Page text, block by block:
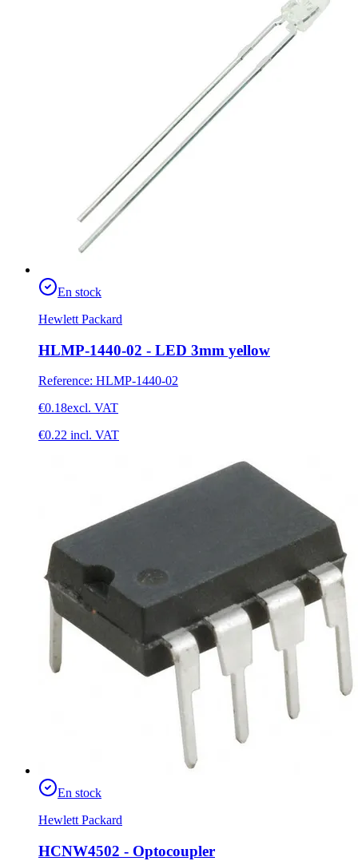
En stock
Hewlett Packard
HLMP-1440-02 - LED 3mm yellow
Reference: HLMP-1440-02
€0.18excl. VAT
€0.22 incl. VAT
En stock
Hewlett Packard
HCNW4502 - Optocoupler